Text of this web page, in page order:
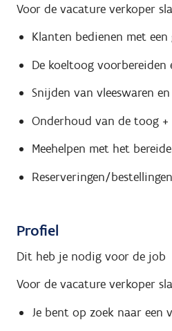
Voor de vacature verkoper
Klanten bedienen met een
De koeltoog voorbereiden
Snijden van vleeswaren
Onderhoud van de toog +
Meehelpen met het
Reserveringen/
Profiel
Dit heb je nodig voor de job
Voor de vacature verkoper
Je bent op zoek naar